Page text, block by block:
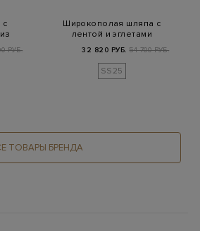
с
РУБ.
Широкополая шляпа с
лентой и эглетами
32 820 РУБ. 54 700 РУБ.
SS25
ТОВАРЫ БРЕНДА